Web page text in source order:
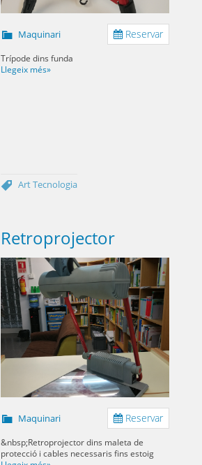
Reservar
Maquinari
Trípode dins funda
Llegeix més»
ArtTecnologia
Retroprojector
Reservar
Maquinari
&nbsp;Retroprojector dins maleta de
protecció i cables necessaris fins estoig